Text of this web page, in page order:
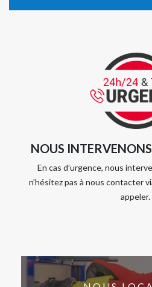
NOUS
En cas d’urgence, nous
n’hésitez pas à nous contacter
appeler.